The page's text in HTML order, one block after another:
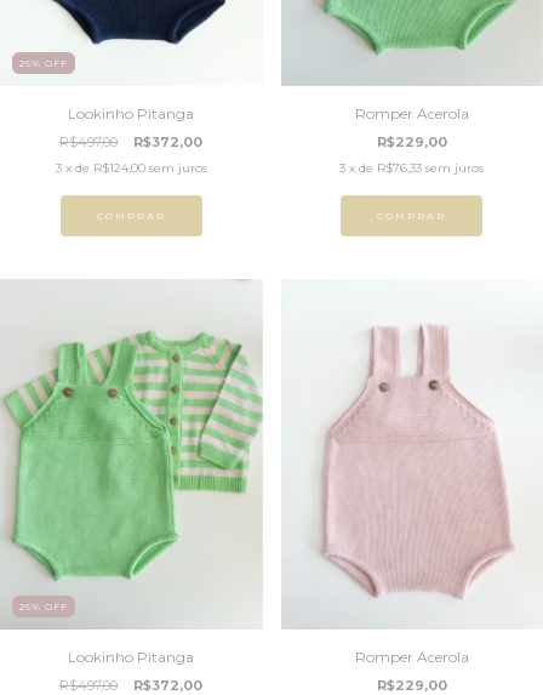
25% OFF
Lookinho Pitanga
R$497,00 R$372,00
3 x de R$124,00 sem juros
COMPRAR
Romper Acerola
R$229,00
3 x de R$76,33 sem juros
COMPRAR
25% OFF
Lookinho Pitanga
R$497,00 R$372,00
Romper Acerola
R$229,00